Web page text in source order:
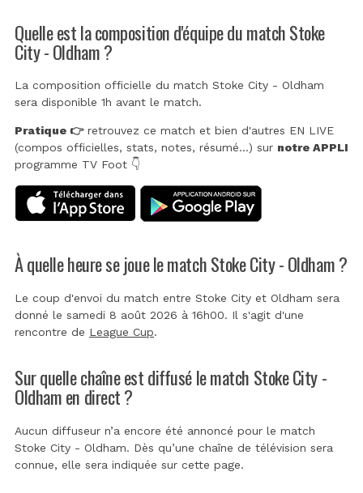
Quelle est la composition d'équipe du match Stoke
City - Oldham ?
La composition officielle du match Stoke City - Oldham
sera disponible 1h avant le match.
Pratique 👉retrouvez ce match et bien d'autres EN LIVE
(compos officielles, stats, notes, résumé...) sur notre APPLI
programme TV Foot 👇
À quelle heure se joue le match Stoke City - Oldham ?
Le coup d'envoi du match entre Stoke City et Oldham sera
donné le samedi 8 août 2026 à 16h00. Il s'agit d'une
rencontre de League Cup.
Sur quelle chaîne est diffusé le match Stoke City -
Oldham en direct ?
Aucun diffuseur n’a encore été annoncé pour le match
Stoke City - Oldham. Dès qu’une chaîne de télévision sera
connue, elle sera indiquée sur cette page.